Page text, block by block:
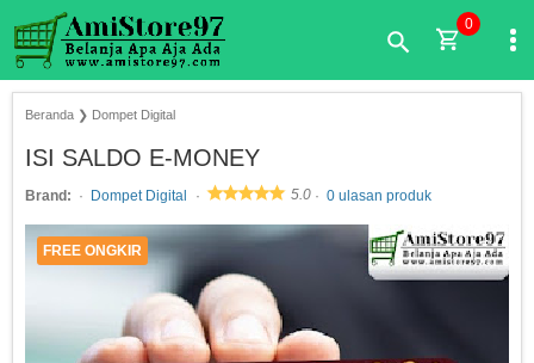
0
Beranda ❯ Dompet Digital
ISI SALDO E-MONEY
Brand: Dompet Digital 5.0 0 ulasan produk
FREE ONGKIR